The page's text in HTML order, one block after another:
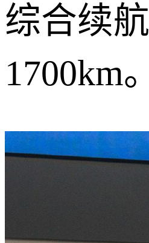
综合续航
1700km。